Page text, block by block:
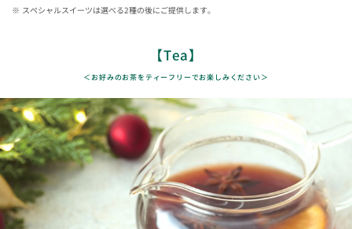
スペシャルスイーツは選べる2種の後にご提供します。
【Tea】
＜お好みのお茶をティーフリーでお楽しみください＞